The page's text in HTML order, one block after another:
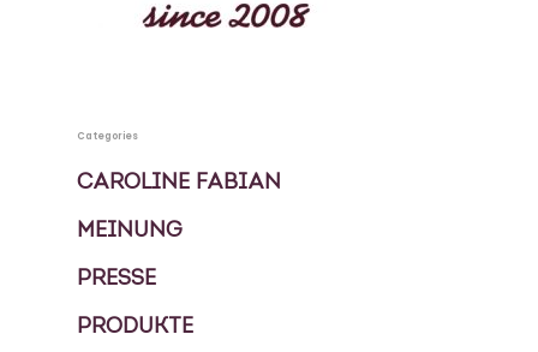
Categories
CAROLINE FABIAN
MEINUNG
PRESSE
PRODUKTE